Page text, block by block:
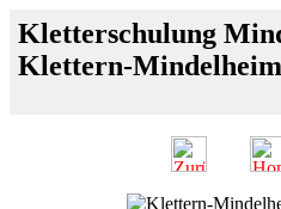
Kletterschulung
Klettern-